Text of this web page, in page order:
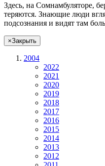
Здесь, на Сомнамбуляторе,
теряются. Знающие люди
подсознания и видят там
×Закрыть
2004
2022
2021
2020
2019
2018
2017
2016
2015
2014
2013
2012